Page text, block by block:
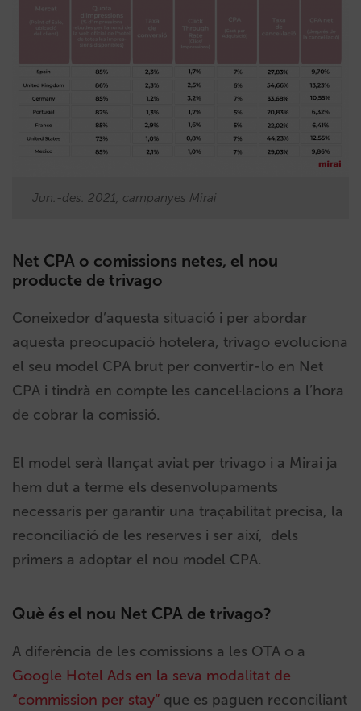
Jun.-des. 2021, campanyes Mirai
Net CPA o comissions netes, el nou
producte de trivago
Coneixedor d’aquesta situació i per abordar
aquesta preocupació hotelera, trivago evoluciona
el seu model CPA brut per convertir-lo en Net
CPA i tindrà en compte les cancel·lacions a l’hora
de cobrar la comissió.
El model serà llançat aviat per trivago i a Mirai ja
hem dut a terme els desenvolupaments
necessaris per garantir una traçabilitat precisa, la
reconciliació de les reserves i ser així, dels
primers a adoptar el nou model CPA.
Què és el nou Net CPA de trivago?
A diferència de les comissions a les OTA o a
Google Hotel Ads en la seva modalitat de
“commission per stay” que es paguen reconciliant